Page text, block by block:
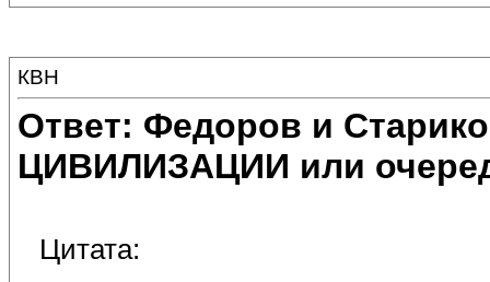
КВН
Ответ: Федоров и
ЦИВИЛИЗАЦИИ или
Цитата: